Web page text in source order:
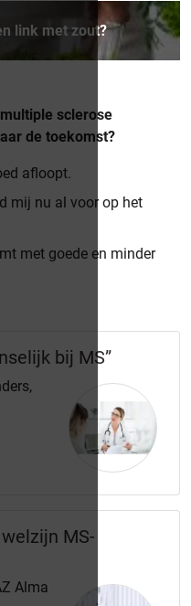
link met zout?
sclerose
de toekomst?
afloopt.
mij nu al voor op het
met goede en minder
bij MS”
MS-
Alma